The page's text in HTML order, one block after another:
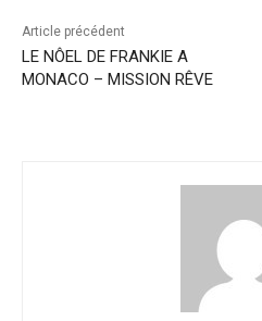
Article précédent
LE NÔEL DE FRANKIE A
MONACO – MISSION RÊVE